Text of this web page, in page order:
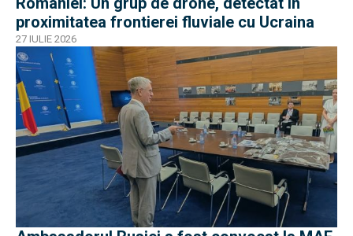
proximitatea frontierei fluviale cu Ucraina
27 IULIE 2026